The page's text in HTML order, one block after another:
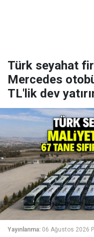
Türk seyahat
Mercedes
TL'lik dev
Yayınlanma: 06 Ağustos 2026